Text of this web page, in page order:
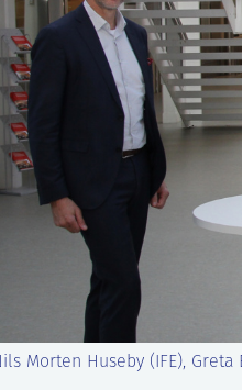
Morten Huseby (IFE),